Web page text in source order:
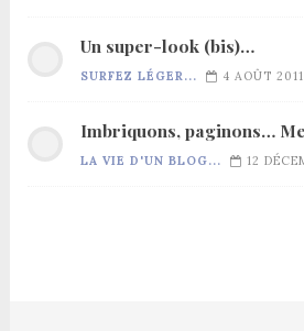
Un super-look (bis)…
SURFEZ LÉGER... 4 AOÛT 2011
Imbriquons, paginons…
LA VIE D'UN BLOG... 12